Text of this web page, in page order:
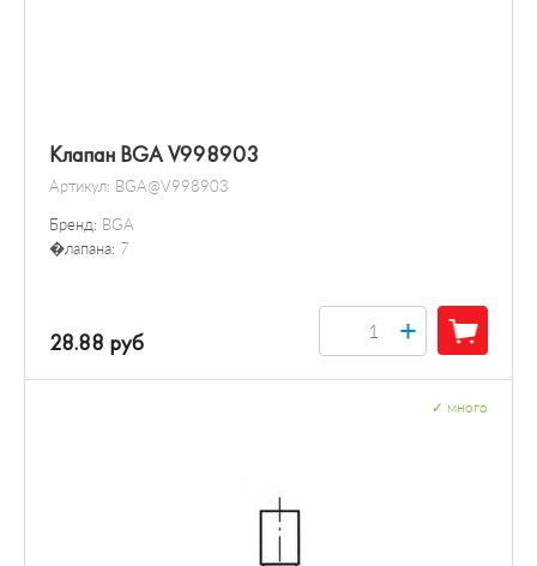
Клапан BGA V998903
Артикул: BGA@V998903
Бренд: BGA
�лапана: 7
28.88 руб +
много